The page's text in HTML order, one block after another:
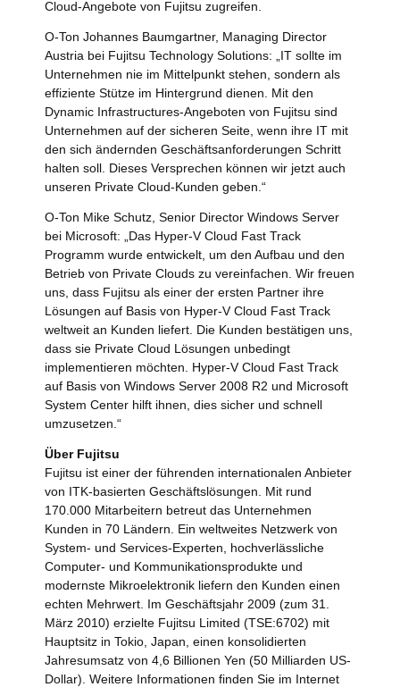
Cloud-Angebote von Fujitsu zugreifen.
O-Ton Johannes Baumgartner, Managing Director
Austria bei Fujitsu Technology Solutions: „IT sollte im
Unternehmen nie im Mittelpunkt stehen, sondern als
effiziente Stütze im Hintergrund dienen. Mit den
Dynamic Infrastructures-Angeboten von Fujitsu sind
Unternehmen auf der sicheren Seite, wenn ihre IT mit
den sich ändernden Geschäftsanforderungen Schritt
halten soll. Dieses Versprechen können wir jetzt auch
unseren Private Cloud-Kunden geben.“
O-Ton Mike Schutz, Senior Director Windows Server
bei Microsoft: „Das Hyper-V Cloud Fast Track
Programm wurde entwickelt, um den Aufbau und den
Betrieb von Private Clouds zu vereinfachen. Wir freuen
uns, dass Fujitsu als einer der ersten Partner ihre
Lösungen auf Basis von Hyper-V Cloud Fast Track
weltweit an Kunden liefert. Die Kunden bestätigen uns,
dass sie Private Cloud Lösungen unbedingt
implementieren möchten. Hyper-V Cloud Fast Track
auf Basis von Windows Server 2008 R2 und Microsoft
System Center hilft ihnen, dies sicher und schnell
umzusetzen.“
Über Fujitsu
Fujitsu ist einer der führenden internationalen Anbieter
von ITK-basierten Geschäftslösungen. Mit rund
170.000 Mitarbeitern betreut das Unternehmen
Kunden in 70 Ländern. Ein weltweites Netzwerk von
System- und Services-Experten, hochverlässliche
Computer- und Kommunikationsprodukte und
modernste Mikroelektronik liefern den Kunden einen
echten Mehrwert. Im Geschäftsjahr 2009 (zum 31.
März 2010) erzielte Fujitsu Limited (TSE:6702) mit
Hauptsitz in Tokio, Japan, einen konsolidierten
Jahresumsatz von 4,6 Billionen Yen (50 Milliarden US-
Dollar). Weitere Informationen finden Sie im Internet